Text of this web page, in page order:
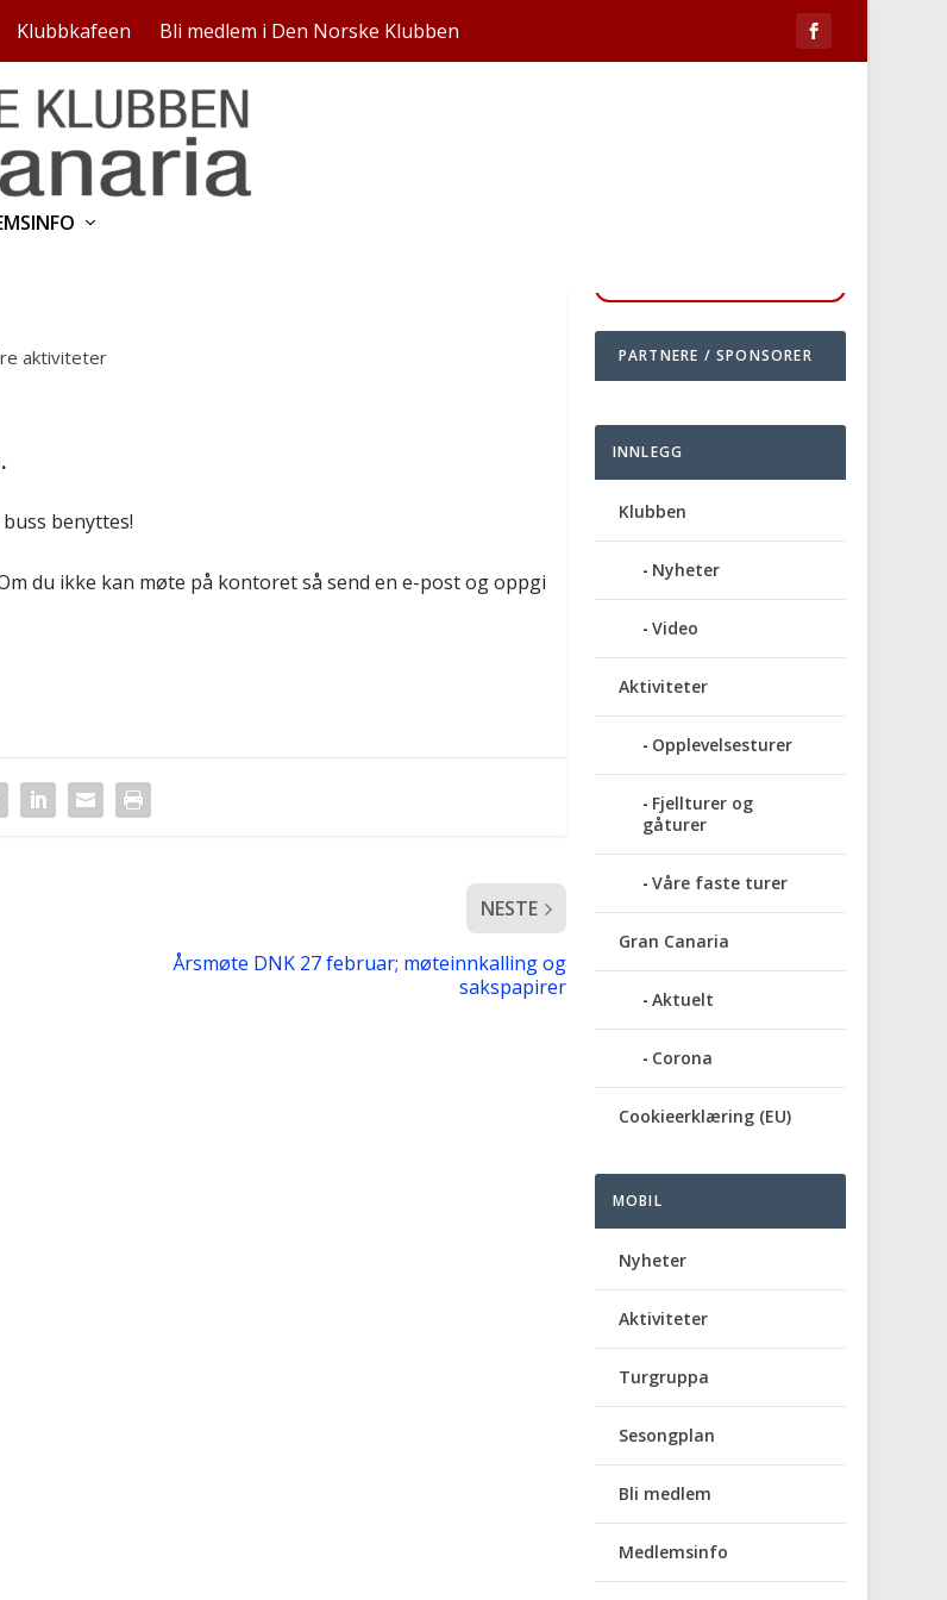
Klubbkafeen Bli medlem i Den Norske Klubben
aktiviteter
benyttes!
du ikke kan møte på kontoret så send en e-post og oppgi
NESTE
Årsmøte DNK 27 februar; møteinnkalling og
sakspapirer
PARTNERE / SPONSORER
INNLEGG
Klubben
Nyheter
Video
Aktiviteter
Opplevelsesturer
Fjellturer og
gåturer
Våre faste turer
Gran Canaria
Aktuelt
Corona
Cookieerklæring (EU)
MOBIL
Nyheter
Aktiviteter
Turgruppa
Sesongplan
Bli medlem
Medlemsinfo